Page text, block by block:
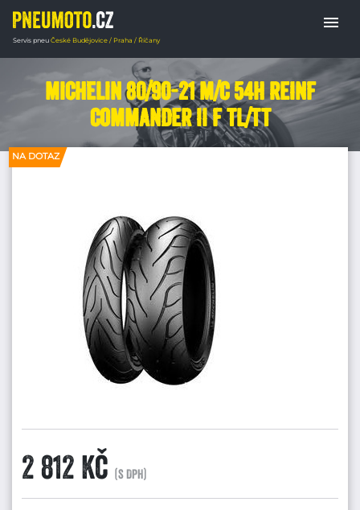
Servis pneu České Budějovice / Praha / Říčany
menu
Domů PNEUMATIKY MOTORKY Chopper
Michelin 80/90-21 M/C 54H REINF
COMMANDER II F TL/TT
NA DOTAZ
2 812 Kč (s DPH)